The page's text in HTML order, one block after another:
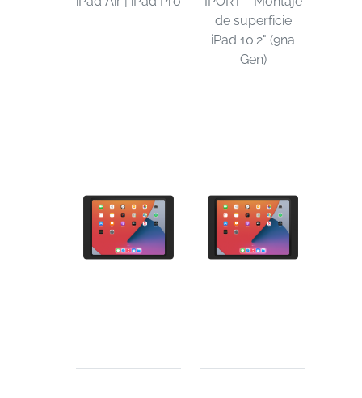
de superficie
iPad 10.2" (9na
Gen)